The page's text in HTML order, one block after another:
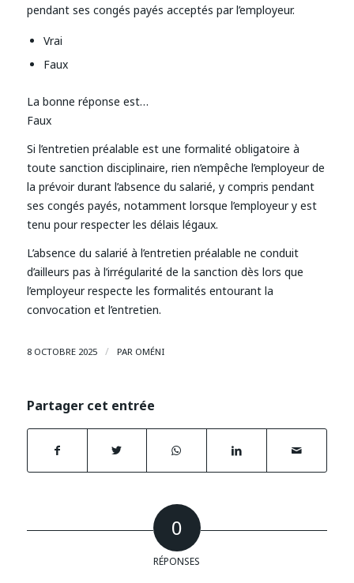
pendant ses congés payés acceptés par l’employeur.
Vrai
Faux
La bonne réponse est…
Faux
Si l’entretien préalable est une formalité obligatoire à
toute sanction disciplinaire, rien n’empêche l’employeur de
la prévoir durant l’absence du salarié, y compris pendant
ses congés payés, notamment lorsque l’employeur y est
tenu pour respecter les délais légaux.
L’absence du salarié à l’entretien préalable ne conduit
d’ailleurs pas à l’irrégularité de la sanction dès lors que
l’employeur respecte les formalités entourant la
convocation et l’entretien.
8 OCTOBRE 2025 / PAR OMÉNI
Partager cet entrée
0
RÉPONSES